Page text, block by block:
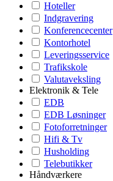
Hoteller
Indgravering
Konferencecenter
Kontorhotel
Leveringsservice
Trafikskole
Valutaveksling
Elektronik & Tele
EDB
EDB Løsninger
Fotoforretninger
Hifi & Tv
Husholding
Telebutikker
Håndværkere